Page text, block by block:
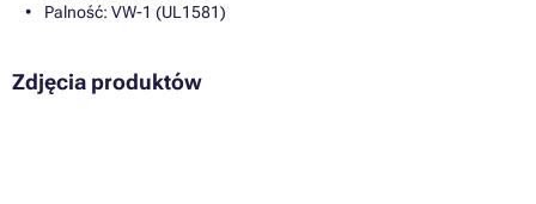
Palność: VW-1 (UL1581)
Zdjęcia produktów